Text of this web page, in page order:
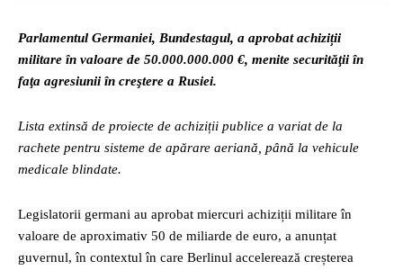
Parlamentul Germaniei, Bundestagul, a aprobat achiziții
militare în valoare de 50.000.000.000 €, menite securităţii în
faţa agresiunii în creştere a Rusiei.
Lista extinsă de proiecte de achiziții publice a variat de la
rachete pentru sisteme de apărare aeriană, până la vehicule
medicale blindate.
Legislatorii germani au aprobat miercuri achiziții militare în
valoare de aproximativ 50 de miliarde de euro, a anunțat
guvernul, în contextul în care Berlinul accelerează creșterea